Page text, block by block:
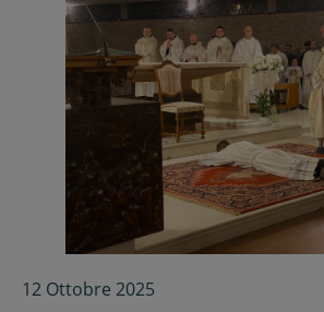
12 Ottobre 2025